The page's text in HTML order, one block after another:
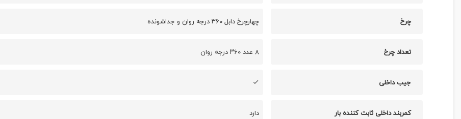
چرخ چهارچرخ دابل ۳۶۰ درجه روان و جداشونده
تعداد چرخ ۸ عدد ۳۶۰ درجه روان
جیب داخلی
کمربند داخلی ثابت کننده بار دارد